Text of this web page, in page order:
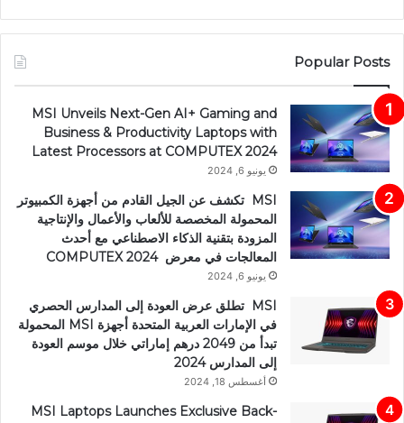
Popular Posts
MSI Unveils Next-Gen AI+ Gaming and
Business & Productivity Laptops with
Latest Processors at COMPUTEX 2024
يونيو 6, 2024
MSI تكشف عن الجيل القادم من أجهزة الكمبيوتر
المحمولة المخصصة للألعاب والأعمال والإنتاجية
المزودة بتقنية الذكاء الاصطناعي مع أحدث
المعالجات في معرض COMPUTEX 2024
يونيو 6, 2024
MSI تطلق عرض العودة إلى المدارس الحصري
في الإمارات العربية المتحدة أجهزة MSI المحمولة
تبدأ من 2049 درهم إماراتي خلال موسم العودة
إلى المدارس 2024
أغسطس 18, 2024
MSI Laptops Launches Exclusive Back-